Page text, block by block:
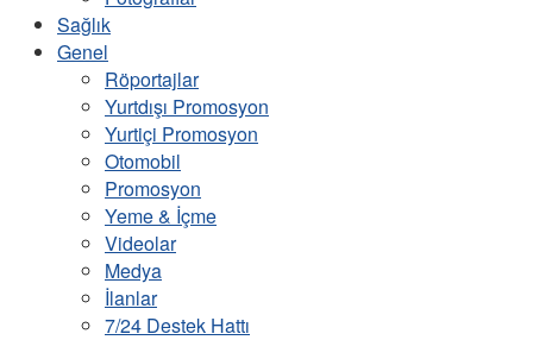
Sağlık
Genel
Röportajlar
Yurtdışı Promosyon
Yurtiçi Promosyon
Otomobil
Promosyon
Yeme & İçme
Videolar
Medya
İlanlar
7/24 Destek Hattı